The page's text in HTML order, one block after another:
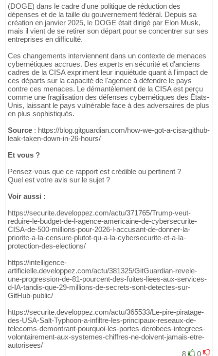
(DOGE) dans le cadre d'une politique de réduction des
dépenses et de la taille du gouvernement fédéral. Depuis sa
création en janvier 2025, le DOGE était dirigé par Elon Musk,
mais il vient de se retirer son départ pour se concentrer sur ses
entreprises en difficulté.
Ces changements interviennent dans un contexte de menaces
cybernétiques accrues. Des experts en sécurité et d'anciens
cadres de la CISA expriment leur inquiétude quant à l'impact de
ces départs sur la capacité de l'agence à défendre le pays
contre ces menaces. Le démantèlement de la CISA est perçu
comme une fragilisation des défenses cybernétiques des États-
Unis, laissant le pays vulnérable face à des adversaires de plus
en plus sophistiqués.
Source : https://blog.gitguardian.com/how-we-got-a-cisa-github-
leak-taken-down-in-26-hours/
Et vous ?
Pensez-vous que ce rapport est crédible ou pertinent ?
Quel est votre avis sur le sujet ?
Voir aussi :
https://securite.developpez.com/actu/371765/Trump-veut-
reduire-le-budget-de-l-agence-americaine-de-cybersecurite-
CISA-de-500-millions-pour-2026-l-accusant-de-donner-la-
priorite-a-la-censure-plutot-qu-a-la-cybersecurite-et-a-la-
protection-des-elections/
https://intelligence-
artificielle.developpez.com/actu/381325/GitGuardian-revele-
une-progression-de-81-pourcent-des-fuites-liees-aux-services-
d-IA-tandis-que-29-millions-de-secrets-sont-detectes-sur-
GitHub-public/
https://securite.developpez.com/actu/365533/Le-pire-piratage-
des-USA-Salt-Typhoon-a-infiltre-les-principaux-reseaux-de-
telecoms-demontrant-pourquoi-les-portes-derobees-integrees-
volontairement-aux-systemes-chiffres-ne-doivent-jamais-etre-
autorisees/
8
0